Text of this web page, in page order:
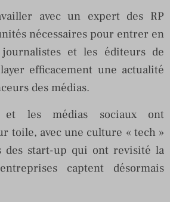
avec un expert des RP
nécessaires pour entrer en
et les éditeurs de
efficacement une actualité
des médias.
et les médias sociaux ont
toile, avec une culture « tech »
des start-up qui ont revisité la
captent désormais